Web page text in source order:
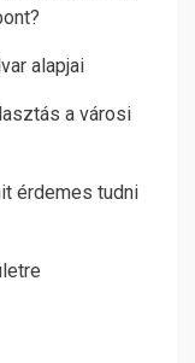
alapjai
a városi
érdemes tudni